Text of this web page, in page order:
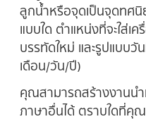
ลูกน้ำหรือจุดเป็นจุดทศ
แบบใด ตำแหน่งที่จะใส่เ
บรรทัดใหม่ และรูปแบบ
เดือน/วัน/ปี)
คุณสามารถสร้างงานนำ
ภาษาอื่นได้ ตราบใดที่คุ